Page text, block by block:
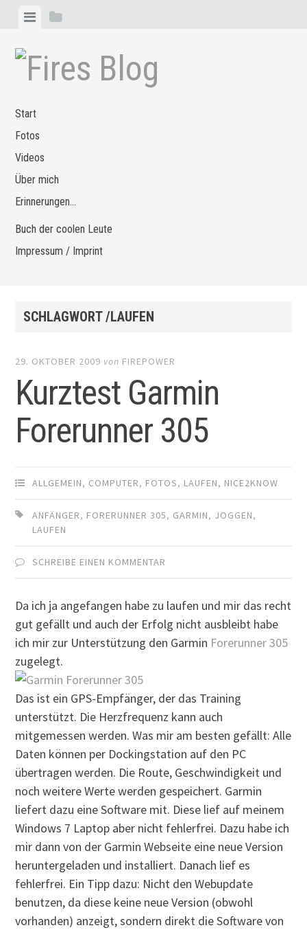
Zum
springen
MenüSeitenleiste
Start
Fotos
Videos
Über mich
Erinnerungen…
Buch der coolen Leute
Impressum / Imprint
SCHLAGWORT /LAUFEN
29. OKTOBER 2009 von FIREPOWER
Kurztest Garmin
Forerunner 305
ALLGEMEIN, COMPUTER, FOTOS, LAUFEN, NICE2KNOW
ANFÄNGER, FORERUNNER 305, GARMIN, JOGGEN,
LAUFEN
SCHREIBE EINEN KOMMENTAR
Da ich ja angefangen habe zu laufen und mir das recht
gut gefällt und auch der Erfolg nicht ausbleibt habe
ich mir zur Unterstützung den Garmin Forerunner 305
zugelegt.
Das ist ein GPS-Empfänger, der das Training
unterstützt. Die Herzfrequenz kann auch
mitgemessen werden. Was mir am besten gefällt: Alle
Daten können per Dockingstation auf den PC
übertragen werden. Die Route, Geschwindigkeit und
noch weitere Werte werden gespeichert. Garmin
liefert dazu eine Software mit. Diese lief auf meinem
Windows 7 Laptop aber nicht fehlerfrei. Dazu habe ich
mir dann von der Garmin Webseite eine neue Version
heruntergeladen und installiert. Danach lief es
fehlerfrei. Ein Tipp dazu: Nicht den Webupdate
benutzen, da diese keine neue Version (obwohl
vorhanden) anzeigt, sondern direkt die Software von